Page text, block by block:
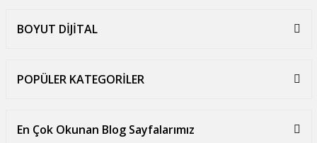
BOYUT DİJİTAL
POPÜLER KATEGORİLER
En Çok Okunan Blog Sayfalarımız